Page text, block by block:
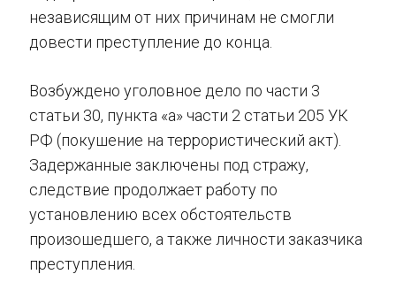
независящим от них причинам не смогли
довести преступление до конца.
Возбуждено уголовное дело по части 3
статьи 30, пункта «а» части 2 статьи 205 УК
РФ (покушение на террористический акт).
Задержанные заключены под стражу,
следствие продолжает работу по
установлению всех обстоятельств
произошедшего, а также личности заказчика
преступления.